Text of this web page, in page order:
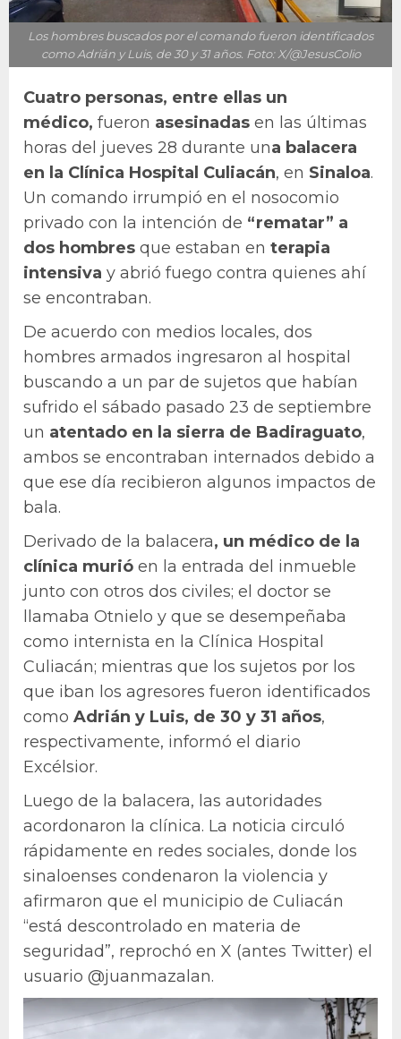
Los hombres buscados por el comando fueron identificados
como Adrián y Luis, de 30 y 31 años. Foto: X/@JesusColio
Cuatro personas, entre ellas un
médico, fueron asesinadas en las últimas
horas del jueves 28 durante una balacera
en la Clínica Hospital Culiacán, en Sinaloa.
Un comando irrumpió en el nosocomio
privado con la intención de “rematar” a
dos hombres que estaban en terapia
intensiva y abrió fuego contra quienes ahí
se encontraban.
De acuerdo con medios locales, dos
hombres armados ingresaron al hospital
buscando a un par de sujetos que habían
sufrido el sábado pasado 23 de septiembre
un atentado en la sierra de Badiraguato,
ambos se encontraban internados debido a
que ese día recibieron algunos impactos de
bala.
Derivado de la balacera, un médico de la
clínica murió en la entrada del inmueble
junto con otros dos civiles; el doctor se
llamaba Otnielo y que se desempeñaba
como internista en la Clínica Hospital
Culiacán; mientras que los sujetos por los
que iban los agresores fueron identificados
como Adrián y Luis, de 30 y 31 años,
respectivamente, informó el diario
Excélsior.
Luego de la balacera, las autoridades
acordonaron la clínica. La noticia circuló
rápidamente en redes sociales, donde los
sinaloenses condenaron la violencia y
afirmaron que el municipio de Culiacán
“está descontrolado en materia de
seguridad”, reprochó en X (antes Twitter) el
usuario @juanmazalan.